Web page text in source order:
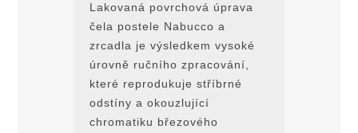
Lakovaná povrchová úprava
čela postele Nabucco a
zrcadla je výsledkem vysoké
úrovně ručního zpracování,
které reprodukuje stříbrné
odstíny a okouzlující
chromatiku březového